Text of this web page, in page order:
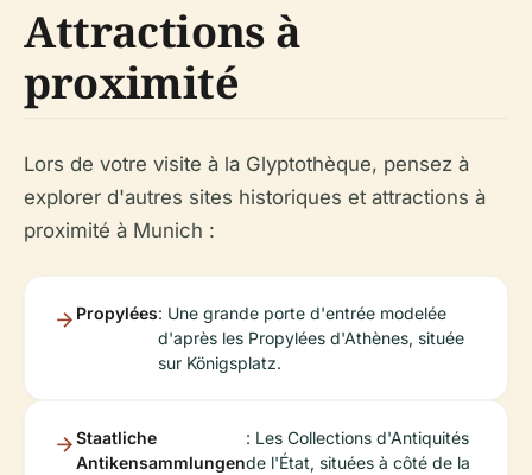
Attractions à
proximité
Lors de votre visite à la Glyptothèque, pensez à
explorer d'autres sites historiques et attractions à
proximité à Munich :
Propylées: Une grande porte d'entrée modelée
d'après les Propylées d'Athènes, située
sur Königsplatz.
Staatliche
Antikensammlungen
: Les Collections d'Antiquités
de l'État, situées à côté de la